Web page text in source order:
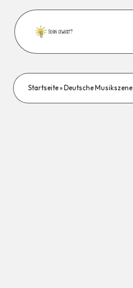
Startseite» Deutsche Musikszene